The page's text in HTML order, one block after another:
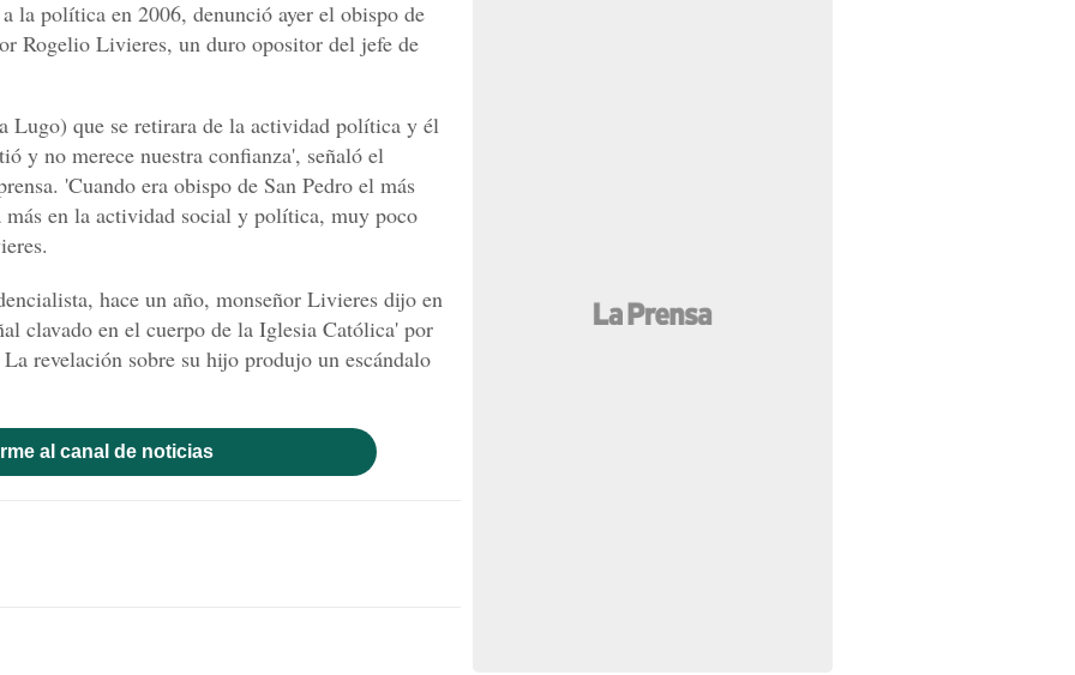
la política en 2006, denunció ayer el obispo de
Rogelio Livieres, un duro opositor del jefe de
Lugo) que se retirara de la actividad política y él
y no merece nuestra confianza', señaló el
'Cuando era obispo de San Pedro el más
en la actividad social y política, muy poco
hace un año, monseñor Livieres dijo en
clavado en el cuerpo de la Iglesia Católica' por
revelación sobre su hijo produjo un escándalo
al canal de noticias